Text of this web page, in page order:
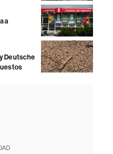
a
Deutsche